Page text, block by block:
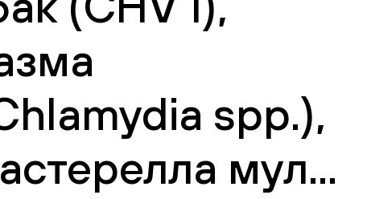
spp.),
мул...